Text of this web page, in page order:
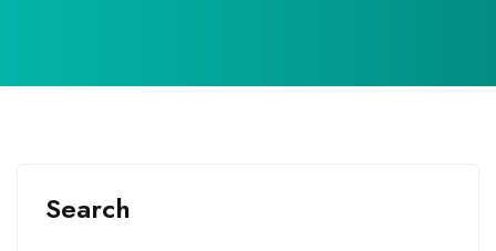
Search